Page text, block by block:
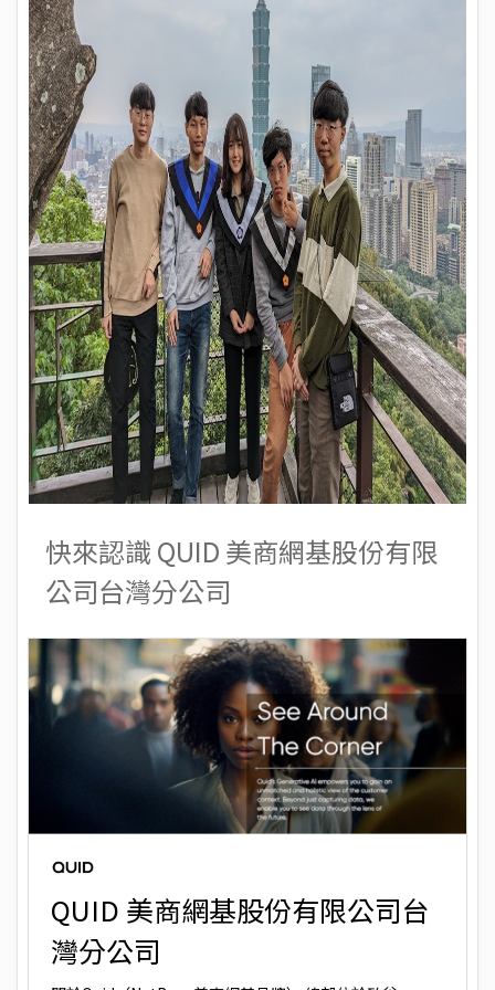
快來認識 QUID 美商網基股份有限
公司台灣分公司
QUID 美商網基股份有限公司台
灣分公司